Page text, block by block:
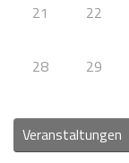
21 22
28 29
Veranstaltungen